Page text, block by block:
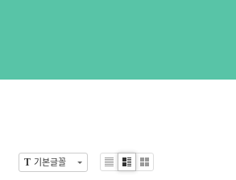
T 기본글꼴
Li
Zi
G